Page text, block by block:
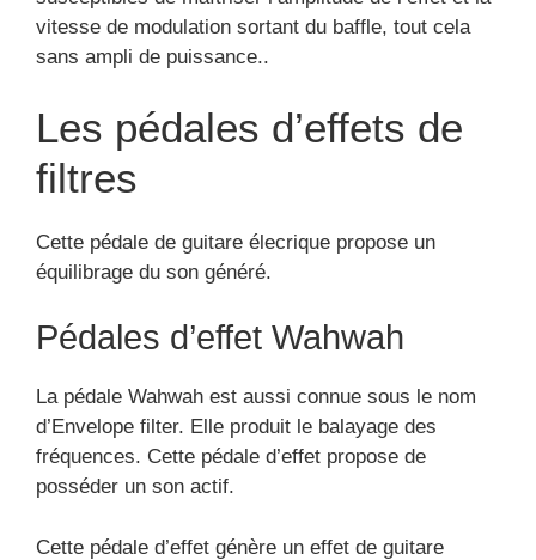
vitesse de modulation sortant du baffle, tout cela
sans ampli de puissance..
Les pédales d’effets de
filtres
Cette pédale de guitare élecrique propose un
équilibrage du son généré.
Pédales d’effet Wahwah
La pédale Wahwah est aussi connue sous le nom
d’Envelope filter. Elle produit le balayage des
fréquences. Cette pédale d’effet propose de
posséder un son actif.
Cette pédale d’effet génère un effet de guitare